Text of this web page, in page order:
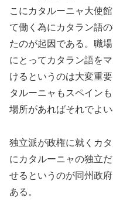
こにカタルーニャ大使
て働く為にカタラン語
たのが起因である。職
にとってカタラン語を
けるというのは大変重
タルーニャもスペイン
場所があればそれでよい
独立派が政権に就くカ
にカタルーニャの独立
せるというのが同州政
ある。